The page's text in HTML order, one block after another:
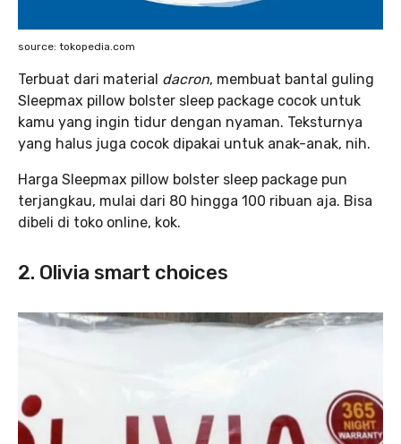
source: tokopedia.com
Terbuat dari material dacron, membuat bantal guling
Sleepmax pillow bolster sleep package cocok untuk
kamu yang ingin tidur dengan nyaman. Teksturnya
yang halus juga cocok dipakai untuk anak-anak, nih.
Harga Sleepmax pillow bolster sleep package pun
terjangkau, mulai dari 80 hingga 100 ribuan aja. Bisa
dibeli di toko online, kok.
2. Olivia smart choices